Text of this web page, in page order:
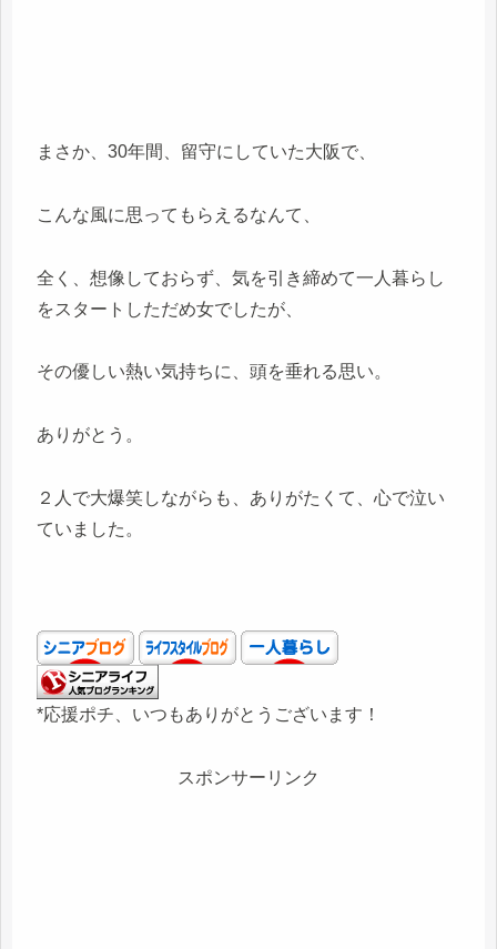
まさか、30年間、留守にしていた大阪で、
こんな風に思ってもらえるなんて、
全く、想像しておらず、気を引き締めて一人暮らし
をスタートしただめ女でしたが、
その優しい熱い気持ちに、頭を垂れる思い。
ありがとう。
２人で大爆笑しながらも、ありがたくて、心で泣い
ていました。
*応援ポチ、いつもありがとうございます！
スポンサーリンク